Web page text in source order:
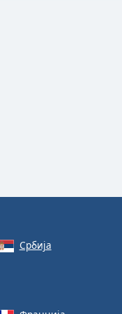
Србија